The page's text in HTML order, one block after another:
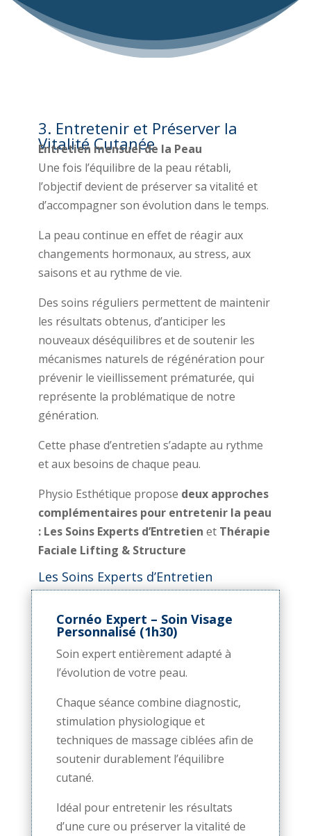
3. Entretenir et Préserver la
Vitalité Cutanée
Entretien mensuel de la Peau
Une fois l’équilibre de la peau rétabli,
l’objectif devient de préserver sa vitalité et
d’accompagner son évolution dans le temps.
La peau continue en effet de réagir aux
changements hormonaux, au stress, aux
saisons et au rythme de vie.
Des soins réguliers permettent de maintenir
les résultats obtenus, d’anticiper les
nouveaux déséquilibres et de soutenir les
mécanismes naturels de régénération pour
prévenir le vieillissement prématurée, qui
représente la problématique de notre
génération.
Cette phase d’entretien s’adapte au rythme
et aux besoins de chaque peau.
Physio Esthétique propose deux approches
complémentaires pour entretenir la peau
: Les Soins Experts d’Entretien et Thérapie
Faciale Lifting & Structure
Les Soins Experts d’Entretien
Cornéo Expert – Soin Visage
Personnalisé (1h30)
Soin expert entièrement adapté à
l’évolution de votre peau.
Chaque séance combine diagnostic,
stimulation physiologique et
techniques de massage ciblées afin de
soutenir durablement l’équilibre
cutané.
Idéal pour entretenir les résultats
d’une cure ou préserver la vitalité de